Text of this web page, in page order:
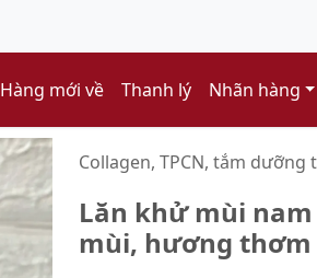
Hàng mới về Thanh lý Nhãn hàng
Collagen, TPCN, tắm dưỡng
Lăn khử mùi
mùi, hương thơm